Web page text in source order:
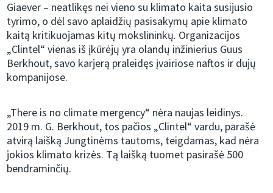
Giaever – neatlikęs nei vieno su klimato kaita susijusio
tyrimo, o dėl savo aplaidžių pasisakymų apie klimato
kaitą kritikuojamas kitų mokslininkų. Organizacijos
„Clintel“ vienas iš įkūrėjų yra olandų inžinierius Guus
Berkhout, savo karjerą praleidęs įvairiose naftos ir dujų
kompanijose.
„There is no climate mergency“ nėra naujas leidinys.
2019 m. G. Berkhout, tos pačios „Clintel“ vardu, parašė
atvirą laišką Jungtinėms tautoms, teigdamas, kad nėra
jokios klimato krizės. Tą laišką tuomet pasirašė 500
bendraminčių.